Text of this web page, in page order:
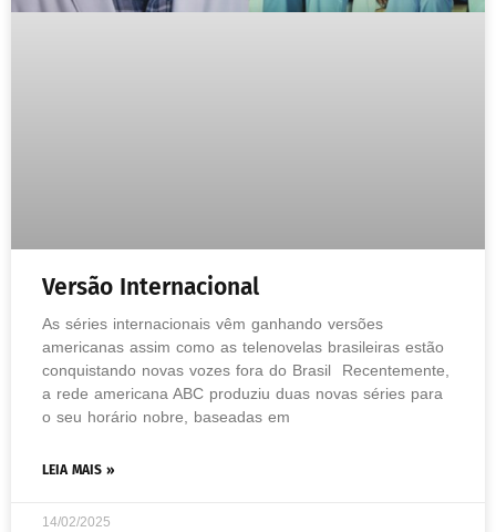
Versão Internacional
As séries internacionais vêm ganhando versões
americanas assim como as telenovelas brasileiras estão
conquistando novas vozes fora do Brasil Recentemente,
a rede americana ABC produziu duas novas séries para
o seu horário nobre, baseadas em
LEIA MAIS »
14/02/2025